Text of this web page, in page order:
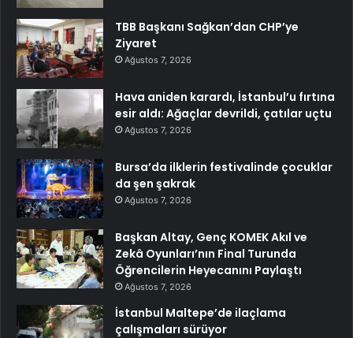
TBB Başkanı Sağkan’dan CHP’ye
Ziyaret
Ağustos 7, 2026
Hava aniden karardı, İstanbul’u fırtına
esir aldı: Ağaçlar devrildi, çatılar uçtu
Ağustos 7, 2026
Bursa’da ilklerin festivalinde çocuklar
da şen şakrak
Ağustos 7, 2026
Başkan Altay, Genç KOMEK Akıl ve
Zekâ Oyunları’nın Final Turunda
Öğrencilerin Heyecanını Paylaştı
Ağustos 7, 2026
İstanbul Maltepe’de ilaçlama
çalışmaları sürüyor